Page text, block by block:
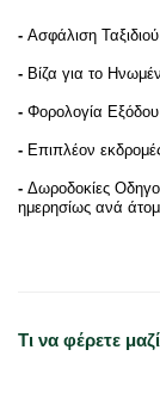
- Ασφάλιση
- Βίζα για το
- Φορολογία
- Επιπλέον
- Δωροδοκίες
ημερησίως ανά
Τι να φέρετε